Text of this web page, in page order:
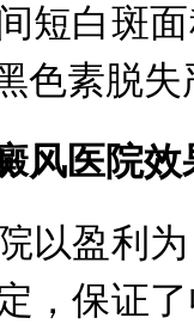
白斑面
色素脱
医院效
盈利为
，保证